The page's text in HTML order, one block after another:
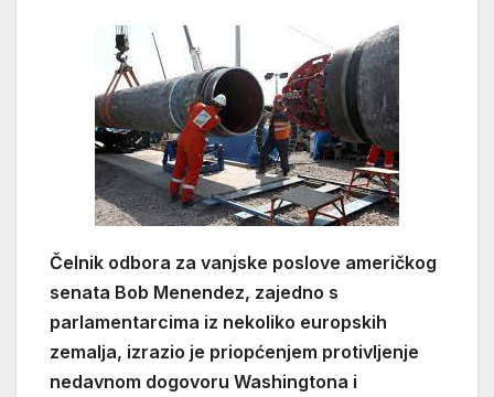
Čelnik odbora za vanjske poslove američkog
senata Bob Menendez, zajedno s
parlamentarcima iz nekoliko europskih
zemalja, izrazio je priopćenjem protivljenje
nedavnom dogovoru Washingtona i